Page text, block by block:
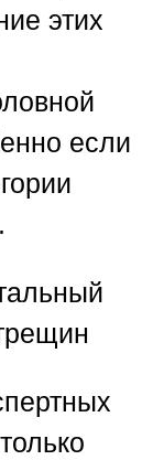
этих
если